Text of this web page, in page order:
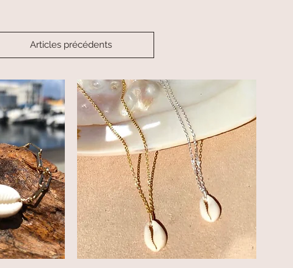
Articles précédents